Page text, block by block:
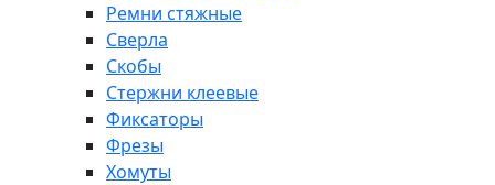
Ремни стяжные
Сверла
Скобы
Стержни клеевые
Фиксаторы
Фрезы
Хомуты